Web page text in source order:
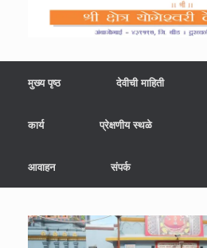
मुख्य पृष्ठ देवीची माहिती
कार्य प्रेक्षणीय स्थळे
आवाहन संपर्क